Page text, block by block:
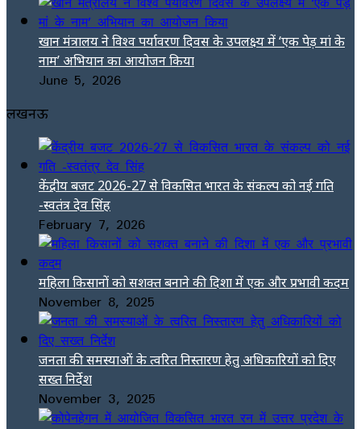
खान मंत्रालय ने विश्व पर्यावरण दिवस के उपलक्ष्य में ‘एक पेड़ मां के
नाम’ अभियान का आयोजन किया
June 5, 2026
लखनऊ
केंद्रीय बजट 2026-27 से विकसित भारत के संकल्प को नई गति
-स्वतंत्र देव सिंह
February 7, 2026
महिला किसानों को सशक्त बनाने की दिशा में एक और प्रभावी कदम
November 8, 2025
जनता की समस्याओं के त्वरित निस्तारण हेतु अधिकारियों को दिए
सख्त निर्देश
November 3, 2025